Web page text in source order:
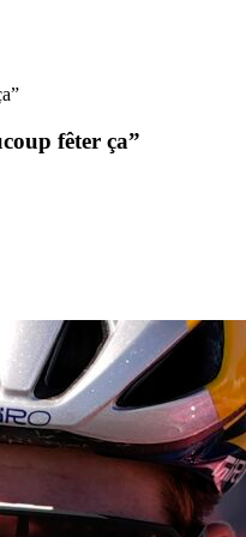
fêter ça”